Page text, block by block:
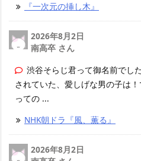
『一次元の挿し木』
2026年8月2日
南高卒 さん
渋谷そらじ君って御名前でし
されていた、愛しげな男の子は
っての ...
NHK朝ドラ『風、薫る』
2026年8月2日